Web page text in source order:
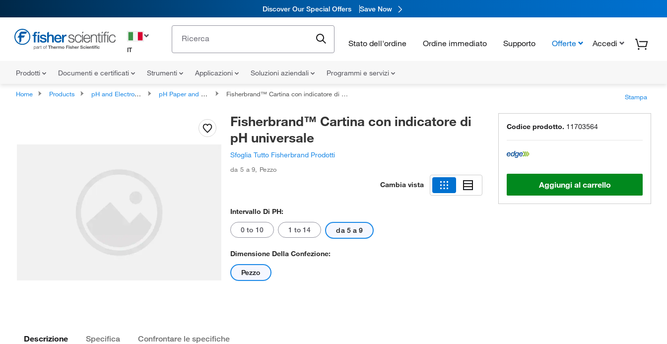
Discover Our Special Offers Save Now
IT
Stato dell'ordine Ordine immediato Supporto Offerte Accedi
Prodotti Documenti e certificati Strumenti Applicazioni Soluzioni aziendali Programmi e servizi
Home Products pH and Electrochemistry pH Paper and other Test Strips Fisherbrand™ Cartina con indicatore di pH universale Stampa
Fisherbrand™ Cartina con indicatore di
pH universale
Sfoglia Tutto Fisherbrand Prodotti
da 5 a 9, Pezzo
Cambia vista
Intervallo Di PH:
0 to 10 1 to 14 da 5 a 9
Dimensione Della Confezione:
Pezzo
Codice prodotto. 11703564
Aggiungi al carrello
Descrizione Specifica Confrontare le specifiche